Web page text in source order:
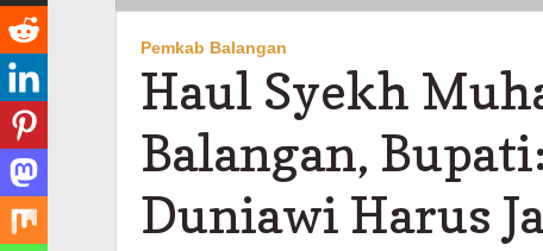
Pemkab Balangan
Haul Syekh
Balangan,
Duniawi Harus